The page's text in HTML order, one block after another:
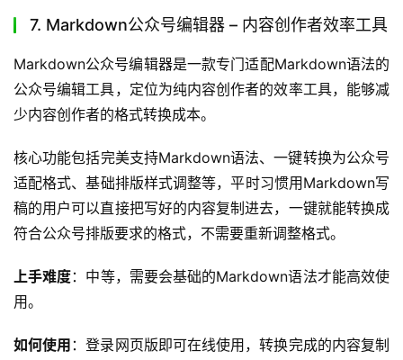
7. Markdown公众号编辑器 – 内容创作者效率工具
Markdown公众号编辑器是一款专门适配Markdown语法的
公众号编辑工具，定位为纯内容创作者的效率工具，能够减
少内容创作者的格式转换成本。
核心功能包括完美支持Markdown语法、一键转换为公众号
适配格式、基础排版样式调整等，平时习惯用Markdown写
稿的用户可以直接把写好的内容复制进去，一键就能转换成
符合公众号排版要求的格式，不需要重新调整格式。
上手难度：中等，需要会基础的Markdown语法才能高效使
用。
如何使用 ：登录网页版即可在线使用，转换完成的内容复制